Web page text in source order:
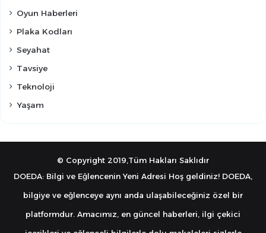
Oyun Haberleri
Plaka Kodları
Seyahat
Tavsiye
Teknoloji
Yaşam
© Copyright 2019,Tüm Hakları Saklıdır
DOEDA: Bilgi ve Eğlencenin Yeni Adresi Hoş geldiniz! DOEDA,
bilgiye ve eğlenceye aynı anda ulaşabileceğiniz özel bir
platformdur. Amacımız, en güncel haberleri, ilgi çekici